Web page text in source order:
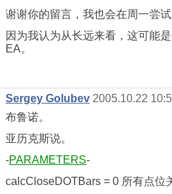
谢谢你的留言，我也会在周一尝试
因为我认为从长远来看，这可能
EA。
Sergey Golubev 2005.10.22
布鲁诺。
亚历克斯说。
-PARAMETERS-
calcCloseDOTBars = 0 所有点位